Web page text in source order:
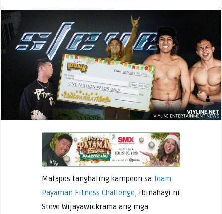
Matapos tanghaling kampeon saTeam
Payaman Fitness Challenge, ibinahagi ni
Steve Wijayawickrama ang mga